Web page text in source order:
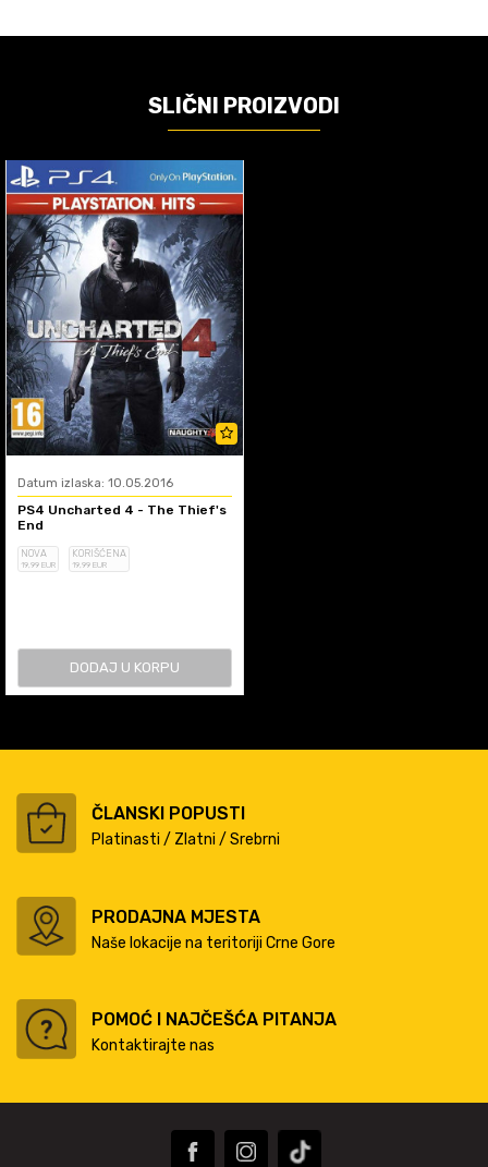
SLIČNI PROIZVODI
Datum izlaska: 10.05.2016
PS4 Uncharted 4 - The Thief's
End
NOVA
19,99 EUR
KORIŠĆENA
19,99 EUR
DODAJ U KORPU
ČLANSKI POPUSTI
Platinasti / Zlatni / Srebrni
PRODAJNA MJESTA
Naše lokacije na teritoriji Crne Gore
POMOĆ I NAJČEŠĆA PITANJA
Kontaktirajte nas